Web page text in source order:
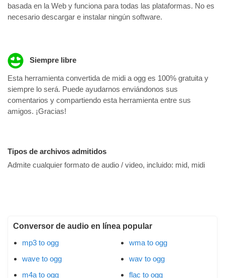
basada en la Web y funciona para todas las plataformas. No es
necesario descargar e instalar ningún software.
Siempre libre
Esta herramienta convertida de midi a ogg es 100% gratuita y
siempre lo será. Puede ayudarnos enviándonos sus
comentarios y compartiendo esta herramienta entre sus
amigos. ¡Gracias!
Tipos de archivos admitidos
Admite cualquier formato de audio / video, incluido: mid, midi
Conversor de audio en línea popular
mp3 to ogg
wave to ogg
m4a to ogg
wma to ogg
wav to ogg
flac to ogg